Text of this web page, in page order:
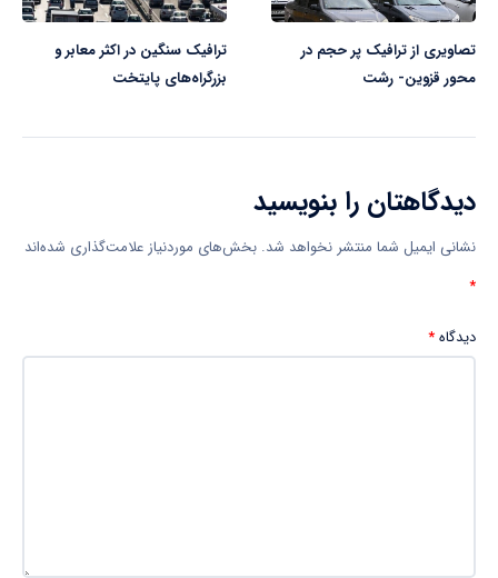
تصاویری از ترافیک پر حجم در
محور قزوین- رشت
ترافیک سنگین در اکثر معابر و
بزرگراه‌های پایتخت
دیدگاهتان را بنویسید
نشانی ایمیل شما منتشر نخواهد شد. بخش‌های موردنیاز علامت‌گذاری شده‌اند
*
دیدگاه*